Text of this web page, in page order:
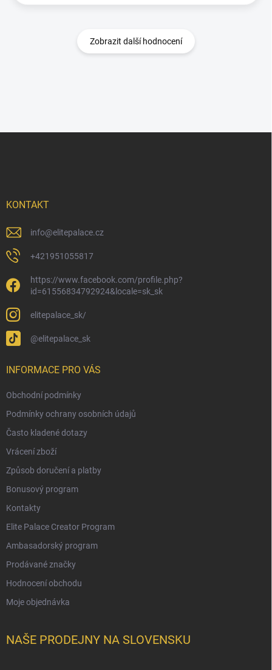
Zobrazit další hodnocení
KONTAKT
info@elitepalace.cz
+421951055817
https://www.facebook.com/profile.php?
id=61556834792924&locale=sk_sk
elitepalace_sk/
@elitepalace_sk
INFORMACE PRO VÁS
Obchodní podmínky
Podmínky ochrany osobních údajů
Často kladené dotazy
Vrácení zboží
Způsob doručení a platby
Bonusový program
Kontakty
Elite Palace Creator Program
Ambasadorský program
Prodávané značky
Hodnocení obchodu
Moje objednávka
NAŠE PRODEJNY NA SLOVENSKU